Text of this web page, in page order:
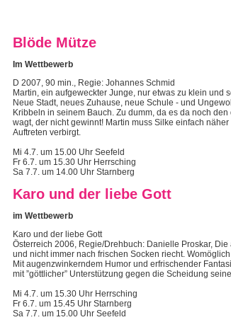
Blöde Mütze
Im Wettbewerb
D 2007, 90 min., Regie: Johannes Schmid
Martin, ein aufgeweckter Junge, nur etwas zu klein und
Neue Stadt, neues Zuhause, neue Schule - und
Kribbeln in seinem Bauch. Zu dumm, da es da noch
wagt, der nicht gewinnt! Martin muss Silke einfach
Auftreten verbirgt.
Mi 4.7. um 15.00 Uhr Seefeld
Fr 6.7. um 15.30 Uhr Herrsching
Sa 7.7. um 14.00 Uhr Starnberg
Karo und der liebe Gott
im Wettbewerb
Karo und der liebe Gott
Österreich 2006, Regie/Drehbuch: Danielle Proskar,
und nicht immer nach frischen Socken riecht.
Mit augenzwinkerndem Humor und erfrischender
mit ”göttlicher” Unterstützung gegen die Scheidung
Mi 4.7. um 15.30 Uhr Herrsching
Fr 6.7. um 15.45 Uhr Starnberg
Sa 7.7. um 15.00 Uhr Seefeld